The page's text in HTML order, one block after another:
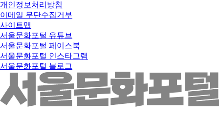
개인정보처리방침
이메일 무단수집거부
사이트맵
서울문화포털 유튜브
서울문화포털 페이스북
서울문화포털 인스타그램
서울문화포털 블로그